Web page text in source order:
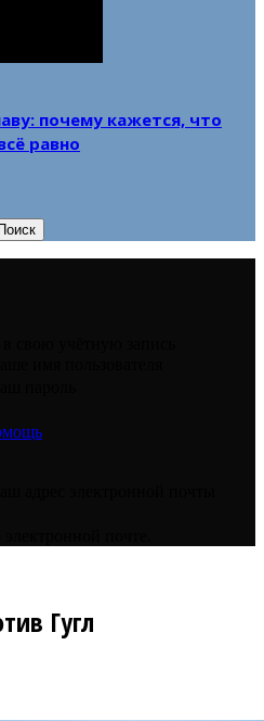
почему кажется, что
равно
Гугл